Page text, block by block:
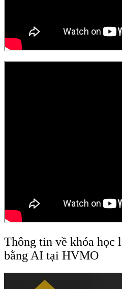
Thông tin về khóa học
bằng AI tại HVMO